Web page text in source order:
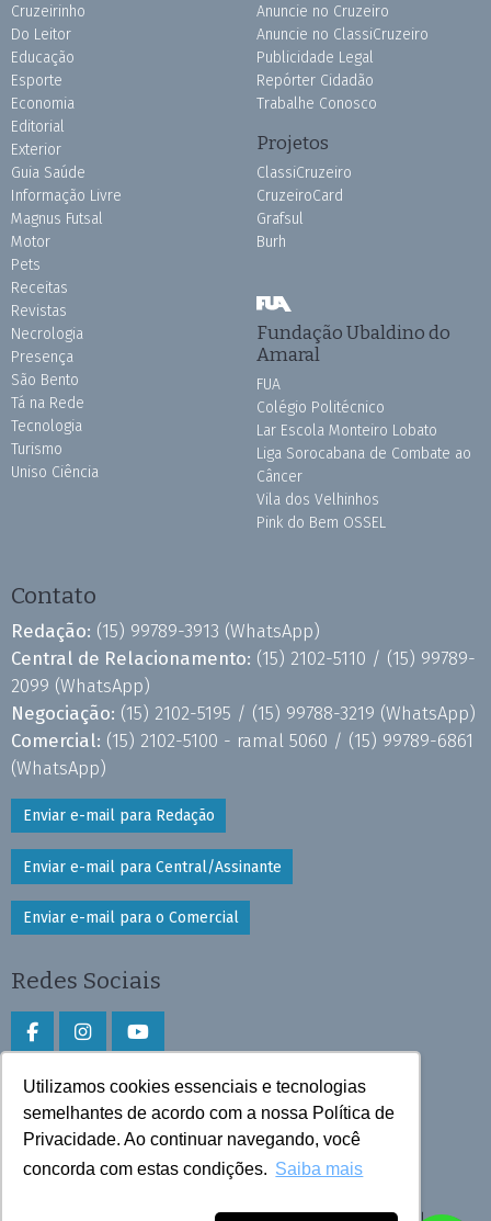
Utilizamos cookies essenciais e tecnologias
semelhantes de acordo com a nossa Política de
Privacidade. Ao continuar navegando, você
concorda com estas condições. Saiba mais
Cruzeirinho
Do Leitor
Educação
Esporte
Economia
Editorial
Exterior
Guia Saúde
Informação Livre
Magnus Futsal
Motor
Pets
Receitas
Revistas
Necrologia
Presença
São Bento
Tá na Rede
Tecnologia
Turismo
Uniso Ciência
Anuncie no Cruzeiro
Anuncie no ClassiCruzeiro
Publicidade Legal
Repórter Cidadão
Trabalhe Conosco
Projetos
ClassiCruzeiro
CruzeiroCard
Grafsul
Burh
Fundação Ubaldino do
Amaral
FUA
Colégio Politécnico
Lar Escola Monteiro Lobato
Liga Sorocabana de Combate ao
Câncer
Vila dos Velhinhos
Pink do Bem OSSEL
Contato
Redação: (15) 99789-3913 (WhatsApp)
Central de Relacionamento: (15) 2102-5110 / (15) 99789-
2099 (WhatsApp)
Negociação: (15) 2102-5195 / (15) 99788-3219 (WhatsApp)
Comercial: (15) 2102-5100 - ramal 5060 / (15) 99789-6861
(WhatsApp)
Enviar e-mail para Redação
Enviar e-mail para Central/Assinante
Enviar e-mail para o Comercial
Redes Sociais
Faça download do aplicativo
Play Store e App Store